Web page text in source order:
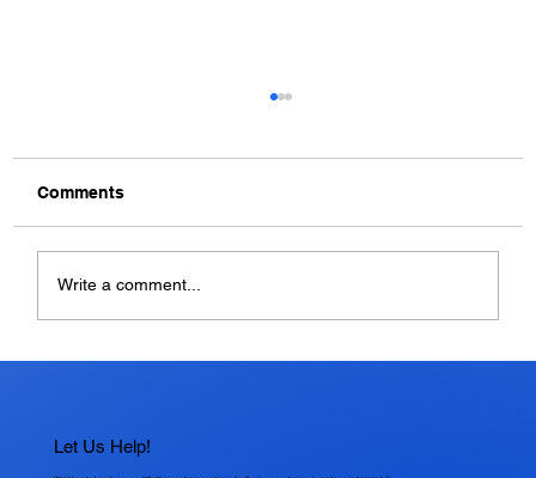
Comments
Write a comment...
Let Us Help!